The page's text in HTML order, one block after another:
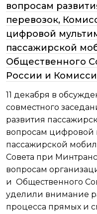
вопросам
перевозок,
цифровой
пассажирской
Общественного
России и
11 декабря в
совместного
развития
вопросам цифровой
пассажирской
Совета при
вопросам
и Общественного
уделили внимание
процесса прямых и